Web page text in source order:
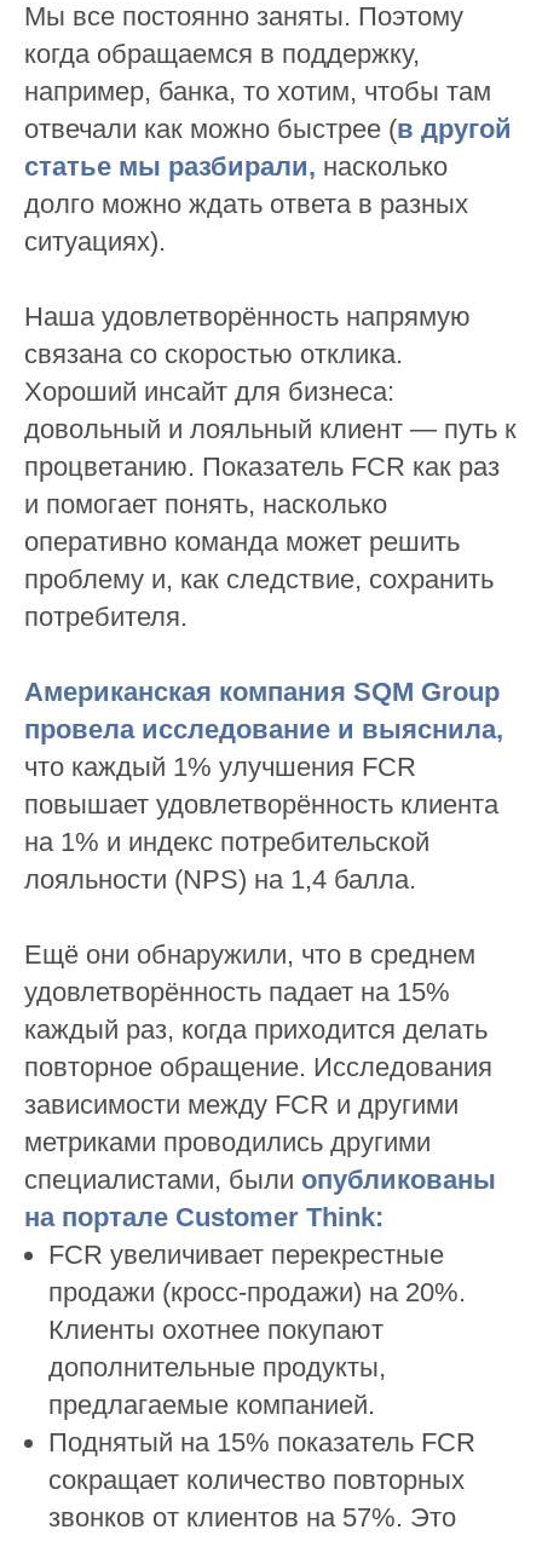
Мы все постоянно заняты. Поэтому
когда обращаемся в поддержку,
например, банка, то хотим, чтобы там
отвечали как можно быстрее (в другой
статье мы разбирали, насколько
долго можно ждать ответа в разных
ситуациях).
Наша удовлетворённость напрямую
связана со скоростью отклика.
Хороший инсайт для бизнеса:
довольный и лояльный клиент — путь к
процветанию. Показатель FCR как раз
и помогает понять, насколько
оперативно команда может решить
проблему и, как следствие, сохранить
потребителя.
Американская компания SQM Group
провела исследование и выяснила,
что каждый 1% улучшения FCR
повышает удовлетворённость клиента
на 1% и индекс потребительской
лояльности (NPS) на 1,4 балла.
Ещё они обнаружили, что в среднем
удовлетворённость падает на 15%
каждый раз, когда приходится делать
повторное обращение. Исследования
зависимости между FCR и другими
метриками проводились другими
специалистами, были опубликованы
на портале Customer Think:
FCR увеличивает перекрестные
продажи (кросс-продажи) на 20%.
Клиенты охотнее покупают
дополнительные продукты,
предлагаемые компанией.
Поднятый на 15% показатель FCR
сокращает количество повторных
звонков от клиентов на 57%. Это